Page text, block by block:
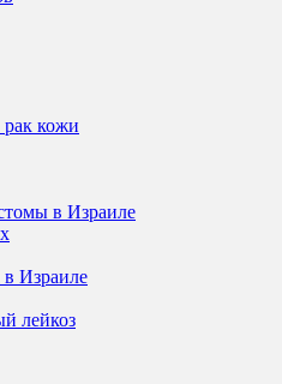
кожи
в Израиле
в Израиле
лейкоз